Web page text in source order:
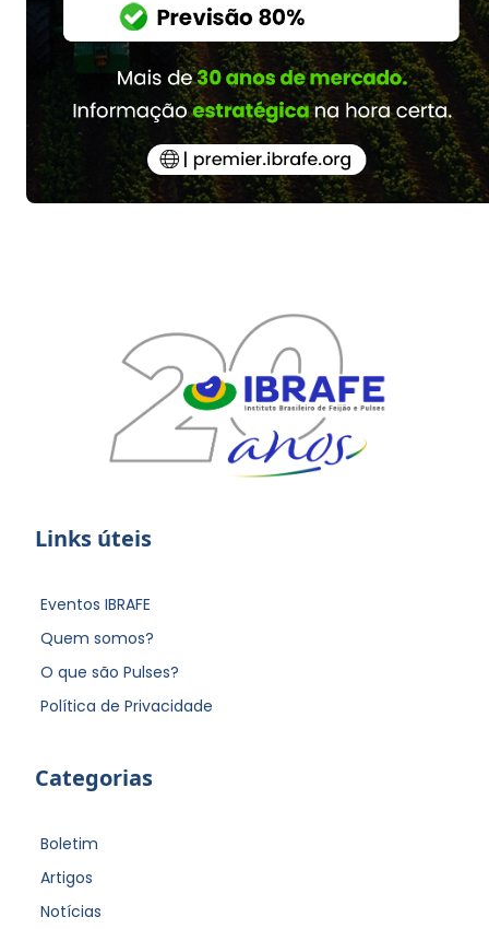
Links úteis
Eventos IBRAFE
Quem somos?
O que são Pulses?
Política de Privacidade
Categorias
Boletim
Artigos
Notícias